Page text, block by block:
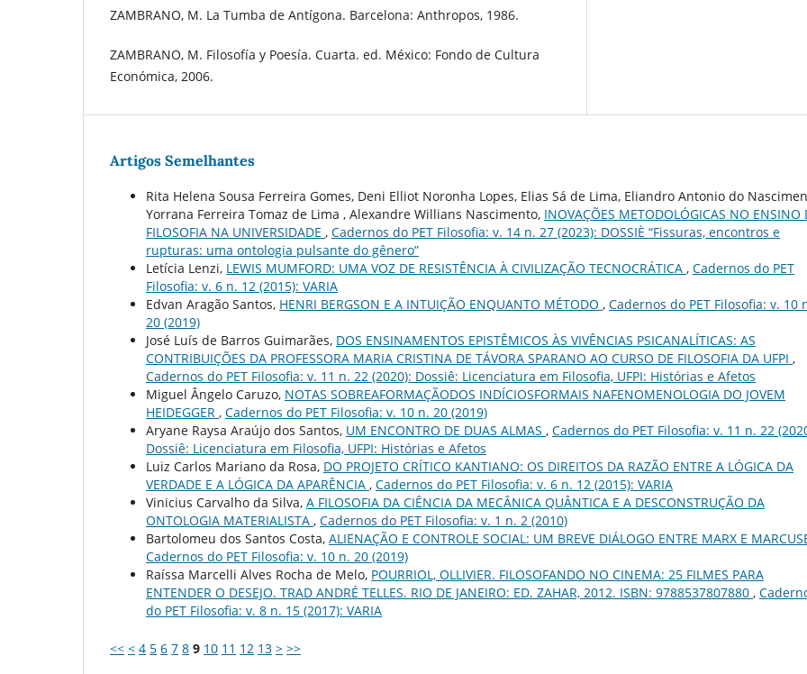
ZAMBRANO, M. La Tumba de Antígona. Barcelona: Anthropos, 1986.
ZAMBRANO, M. Filosofía y Poesía. Cuarta. ed. México: Fondo de Cultura
Económica, 2006.
Artigos Semelhantes
Rita Helena Sousa Ferreira Gomes, Deni Elliot Noronha Lopes, Elias Sá de Lima, Eliandro Antonio do
Yorrana Ferreira Tomaz de Lima , Alexandre Willians Nascimento, INOVAÇÕES METODOLÓGICAS NO ENSINO
FILOSOFIA NA UNIVERSIDADE , Cadernos do PET Filosofia: v. 14 n. 27 (2023): DOSSIÈ “Fissuras, encontros e
rupturas: uma ontologia pulsante do gênero”
Letícia Lenzi, LEWIS MUMFORD: UMA VOZ DE RESISTÊNCIA À CIVILIZAÇÃO TECNOCRÁTICA , Cadernos do PET
Filosofia: v. 6 n. 12 (2015): VARIA
Edvan Aragão Santos, HENRI BERGSON E A INTUIÇÃO ENQUANTO MÉTODO , Cadernos do PET Filosofia: v. 10
20 (2019)
José Luís de Barros Guimarães, DOS ENSINAMENTOS EPISTÊMICOS ÀS VIVÊNCIAS PSICANALÍTICAS: AS
CONTRIBUIÇÕES DA PROFESSORA MARIA CRISTINA DE TÁVORA SPARANO AO CURSO DE FILOSOFIA DA UFPI ,
Cadernos do PET Filosofia: v. 11 n. 22 (2020): Dossiê: Licenciatura em Filosofia, UFPI: Histórias e Afetos
Miguel Ângelo Caruzo, NOTAS SOBREAFORMAÇÃODOS INDÍCIOSFORMAIS NAFENOMENOLOGIA DO JOVEM
HEIDEGGER , Cadernos do PET Filosofia: v. 10 n. 20 (2019)
Aryane Raysa Araújo dos Santos, UM ENCONTRO DE DUAS ALMAS , Cadernos do PET Filosofia: v. 11 n. 22
Dossiê: Licenciatura em Filosofia, UFPI: Histórias e Afetos
Luiz Carlos Mariano da Rosa, DO PROJETO CRÍTICO KANTIANO: OS DIREITOS DA RAZÃO ENTRE A LÓGICA DA
VERDADE E A LÓGICA DA APARÊNCIA , Cadernos do PET Filosofia: v. 6 n. 12 (2015): VARIA
Vinicius Carvalho da Silva, A FILOSOFIA DA CIÊNCIA DA MECÂNICA QUÂNTICA E A DESCONSTRUÇÃO DA
ONTOLOGIA MATERIALISTA , Cadernos do PET Filosofia: v. 1 n. 2 (2010)
Bartolomeu dos Santos Costa, ALIENAÇÃO E CONTROLE SOCIAL: UM BREVE DIÁLOGO ENTRE MARX E
Cadernos do PET Filosofia: v. 10 n. 20 (2019)
Raíssa Marcelli Alves Rocha de Melo, POURRIOL, OLLIVIER. FILOSOFANDO NO CINEMA: 25 FILMES PARA
ENTENDER O DESEJO. TRAD ANDRÉ TELLES. RIO DE JANEIRO: ED. ZAHAR, 2012. ISBN: 9788537807880 ,
do PET Filosofia: v. 8 n. 15 (2017): VARIA
<< < 4 5 6 7 8 9 10 11 12 13 > >>